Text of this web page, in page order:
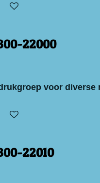
22000
voor diverse
22010